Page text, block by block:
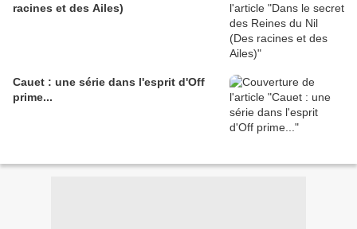
racines et des Ailes)
Cauet : une série dans l'esprit d'Off
prime...